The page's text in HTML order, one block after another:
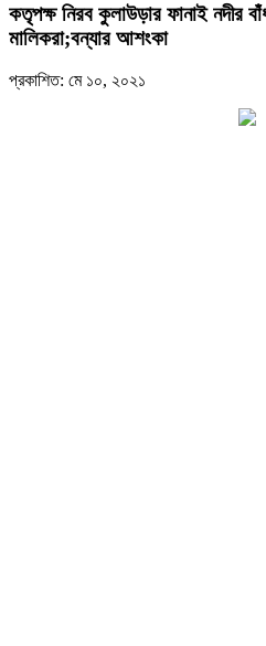
কতৃপক্ষ নিরব কুলাউড়ার ফানাই নদীর
মালিকরা;বন্যার আশংকা
প্রকাশিত: মে ১০, ২০২১